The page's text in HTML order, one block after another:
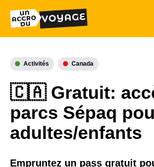
Activités Canada
🇨🇦 Gratuit:
parcs Sépaq
adultes/enfants
Empruntez un pass gratuit